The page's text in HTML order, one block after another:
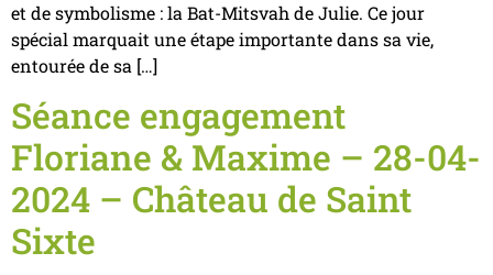
et de symbolisme : la Bat-Mitsvah de Julie. Ce jour
spécial marquait une étape importante dans sa vie,
entourée de sa […]
Séance engagement
Floriane & Maxime – 28-04-
2024 – Château de Saint
Sixte